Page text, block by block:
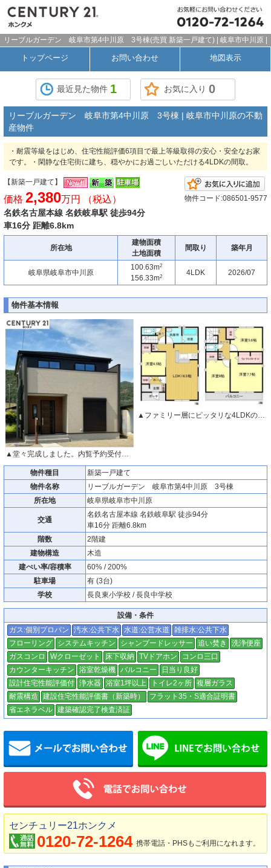
リーブルガーデン 岐阜市第4中川原 3号棟(売買 新築一戸建て) | 岐阜市中川原 |
トップページ お問い合わせ 地図表示
最近見た物件 1 お気に入り 0
リーブルガーデン 岐阜市第4中川原 3号棟 | 岐阜市中川原の不動
産物件
・耐震等級をはじめ、住宅性能評価6項目で最上等級取得の安心・安全なお家
です。・閑静な住宅街に建ち、穏やかにお過ごしいただける4LDKの間取。
【新築一戸建て】
価格 2,380万円 （税込）
名鉄名古屋本線 名鉄岐阜駅 徒歩94分
車16分 距離6.8km
物件コード:086501-9577
所在地
建物面積
土地面積
間取り 築年月
岐阜県岐阜市中川原
100.63m2
156.33m2 4LDK 2026/07
物件基本情報
▲堂々完成しました。内覧予約受付中です！
▲ファミリー層にピッタリな4LDKの間取。
物件種目
新築一戸建て
物件名称
リーブルガーデン 岐阜市第4中川原 3号棟
所在地
岐阜県岐阜市中川原
交通
名鉄名古屋本線 名鉄岐阜駅 徒歩94分
車16分 距離6.8km
階数
2階建
建物構造
木造
建ぺい率/容積率
60% / 200%
駐車場
有 (3台)
学校
長良東小学校 / 長良中学校
設備・条件
ガス:個別プロパン
汚水:公共下水 水道:公営水道
雑排水:公共下水
フローリング
システムキッチン シャンプードレッサー 追い焚き
洗浄便座
ガスコンロ
Wクローゼット 床下収納 TVドアホン
コンロ三口
カウンターキッチン
浴室乾燥機 バルコニー
日当り良好
設計住宅性能評価付 浄水器 浴室1坪以上 トイレ2ヶ所 複層ガラス
耐震構造
建設住宅性能評価書（新築時）
フラット35・S適合証明書
省エネラベル 建築確認完了検査済証
メールでお問い合わせ
センチュリー21ホンクメ
0120-72-1264 携帯電話・PHSもご利用になれます。